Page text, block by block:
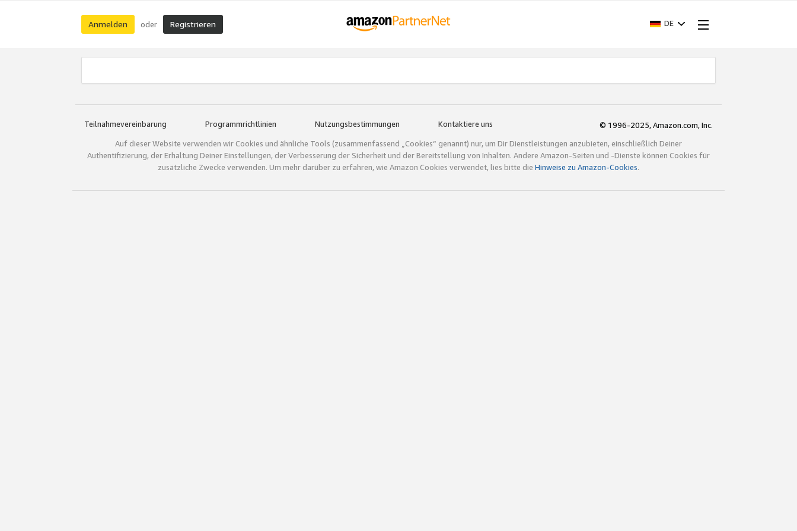
Anmelden oder Registrieren DE
Teilnahmevereinbarung Programmrichtlinien Nutzungsbestimmungen Kontaktiere uns
© 1996-2025, Amazon.com, Inc.
Auf dieser Website verwenden wir Cookies und ähnliche Tools (zusammenfassend „Cookies“ genannt) nur, um Dir Dienstleistungen anzubieten, einschließlich Deiner
Authentifizierung, der Erhaltung Deiner Einstellungen, der Verbesserung der Sicherheit und der Bereitstellung von Inhalten. Andere Amazon-Seiten und -Dienste können Cookies für
zusätzliche Zwecke verwenden. Um mehr darüber zu erfahren, wie Amazon Cookies verwendet, lies bitte die Hinweise zu Amazon-Cookies.